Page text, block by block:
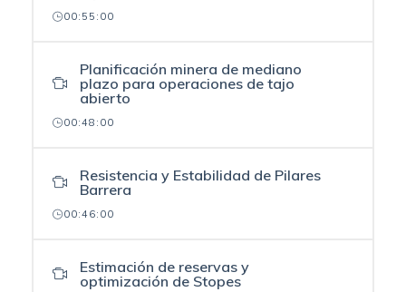
00:55:00
Planificación minera de mediano
plazo para operaciones de tajo
abierto
00:48:00
Resistencia y Estabilidad de Pilares
Barrera
00:46:00
Estimación de reservas y
optimización de Stopes